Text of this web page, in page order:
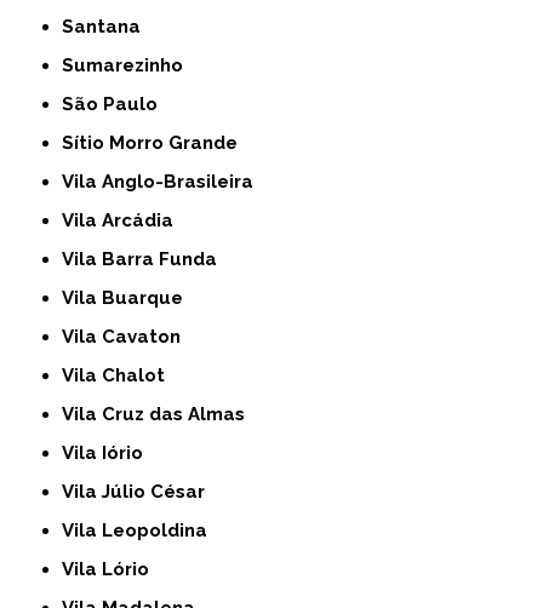
Santana
Sumarezinho
São Paulo
Sítio Morro Grande
Vila Anglo-Brasileira
Vila Arcádia
Vila Barra Funda
Vila Buarque
Vila Cavaton
Vila Chalot
Vila Cruz das Almas
Vila Iório
Vila Júlio César
Vila Leopoldina
Vila Lório